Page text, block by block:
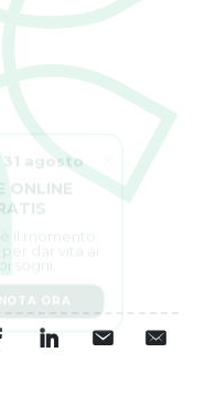
ONLINE
il momento
dar vita ai
sogni.
ORA